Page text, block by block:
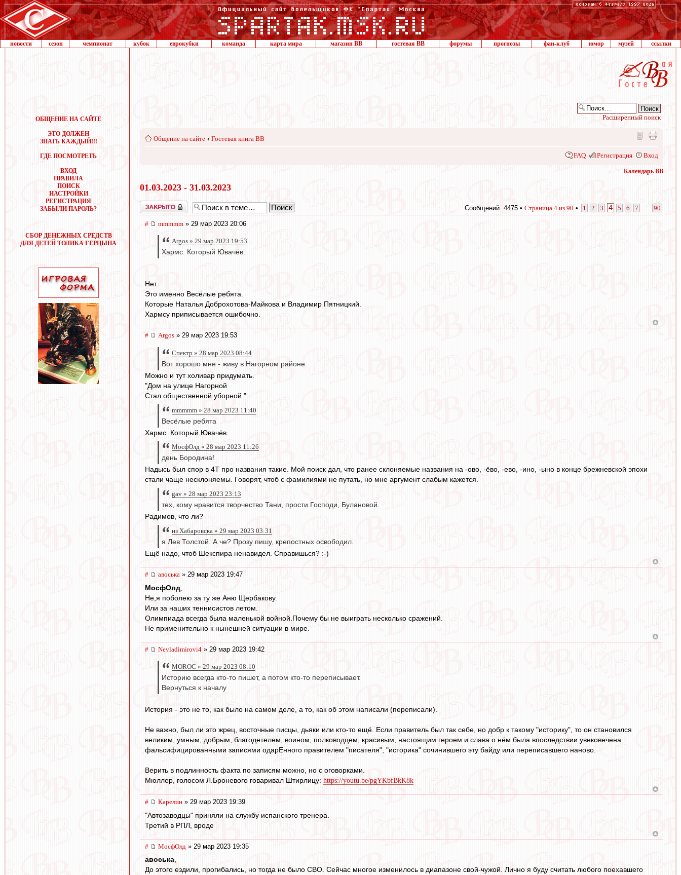
новости сезон чемпионат кубок еврокубки команда карта мира магазин ВВ гостевая ВВ форумы прогнозы фан-клуб юмор музей ссылки
ОБЩЕНИЕ НА САЙТЕ
ЭТО ДОЛЖЕН
ЗНАТЬ КАЖДЫЙ!!!
ГДЕ ПОСМОТРЕТЬ
ВХОД
ПРАВИЛА
ПОИСК
НАСТРОЙКИ
РЕГИСТРАЦИЯ
ЗАБЫЛИ ПАРОЛЬ?
СБОР ДЕНЕЖНЫХ СРЕДСТВ
ДЛЯ ДЕТЕЙ ТОЛИКА ГЕРЦЫНА
Расширенный поиск
Общение на сайте ‹ Гостевая книга ВВ
FAQ Регистрация Вход
Календарь ВВ
01.03.2023 - 31.03.2023
Закрыто Сообщений: 4475 • Страница 4 из 90 • 1 2 3 4 5 6 7 90
# mmmmm » 29 мар 2023 20:06
Argos » 29 мар 2023 19:53
Хармс. Который Ювачёв.
Нет.
Это именно Весёлые ребята.
Которые Наталья Доброхотова-Майкова и Владимир Пятницкий.
Хармсу приписывается ошибочно.
# Argos » 29 мар 2023 19:53
Спектр » 28 мар 2023 08:44
Вот хорошо мне - живу в Нагорном районе.
Можно и тут холивар придумать.
"Дом на улице Нагорной
Стал общественной уборной."
mmmmm » 28 мар 2023 11:40
Весёлые ребята
Хармс. Который Ювачёв.
МосфОлд » 28 мар 2023 11:26
день Бородина!
Надысь был спор в 4Т про названия такие. Мой поиск дал, что ранее склоняемые названия на -ово, -ёво, -ево, -ино, -ыно в конце брежневской эпохи
стали чаще несклоняемы. Говорят, чтоб с фамилиями не путать, но мне аргумент слабым кажется.
gav » 28 мар 2023 23:13
тех, кому нравится творчество Тани, прости Господи, Булановой.
Радимов, что ли?
из Хабаровска » 29 мар 2023 03:31
я Лев Толстой. А че? Прозу пишу, крепостных освободил.
Ещё надо, чтоб Шекспира ненавидел. Справишься? :-)
# авоська » 29 мар 2023 19:47
МосфОлд
Не,я поболею за ту же Аню Щербакову.
Или за наших теннисистов летом.
Олимпиада всегда была маленькой войной.Почему бы не выиграть несколько сражений.
Не применительно к нынешней ситуации в мире.
# Nevladimirovi4 » 29 мар 2023 19:42
MOROC » 29 мар 2023 08:10
Историю всегда кто-то пишет, а потом кто-то переписывает.
Вернуться к началу
История - это не то, как было на самом деле, а то, как об этом написали (переписали).
Не важно, был ли это жрец, восточные писцы, дьяки или кто-то ещё. Если правитель был так себе, но добр к такому "историку", то он становился
великим, умным, добрым, благодетелем, воином, полководцем, красивым, настоящим героем и слава о нём была впоследствии увековечена
фальсифицированными записями одарЕнного правителем "писателя", "историка" сочинившего эту байду или переписавшего наново.
Верить в подлинность факта по записям можно, но с оговорками.
Мюллер, голосом Л.Броневого говаривал Штирлицу: https://youtu.be/pgYKbfBkK8k
# Карелин » 29 мар 2023 19:39
"Автозаводцы" приняли на службу испанского тренера.
Третий в РПЛ, вроде
# МосфОлд » 29 мар 2023 19:35
авоська,
До этого ездили, прогибались, но тогда не было СВО. Сейчас многое изменилось в диапазоне свой-чужой. Лично я буду считать любого поехавшего